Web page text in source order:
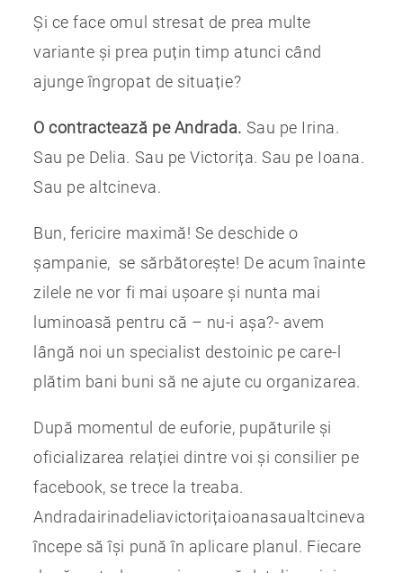
Și ce face omul stresat de prea multe
variante și prea puțin timp atunci când
ajunge îngropat de situație?
O contractează pe Andrada. Sau pe Irina.
Sau pe Delia. Sau pe Victorița. Sau pe Ioana.
Sau pe altcineva.
Bun, fericire maximă! Se deschide o
șampanie, se sărbătorește! De acum înainte
zilele ne vor fi mai ușoare și nunta mai
luminoasă pentru că – nu-i așa?- avem
lângă noi un specialist destoinic pe care-l
plătim bani buni să ne ajute cu organizarea.
După momentul de euforie, pupăturile și
oficializarea relației dintre voi și consilier pe
facebook, se trece la treaba.
Andradairinadeliavictorițaioanasaualtcineva
începe să își pună în aplicare planul. Fiecare